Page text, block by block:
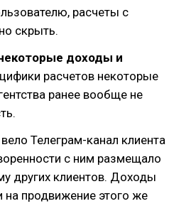
расчеты с
скрыть.
доходы и
расчетов некоторые
ранее вообще не
Телеграм-канал клиента
с ним размещало
других клиентов. Доходы
продвижение этого же